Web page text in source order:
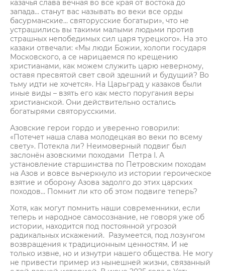
казачья слава вечная во все края от востока до
запада… станут вас называть во веки все орды
басурманские… святорусские богатыри», что не
устрашились вы такими малыми людьми против
страшных непобедимых сил царя турецкого». На это
казаки отвечали: «Мы люди Божии, холопи государя
Московского, а се нарицаемся по крещению
христианами, как можем служить царю неверному,
оставя пресвятой свет свой здешний и будущий? Во
тьму идти не хочется». На Царьград у казаков были
иные виды – взять его как место поругания веры
христианской. Они действительно остались
богатырями святорусскими.
Азовские герои гордо и уверенно говорили:
«Потечет наша слава молодецкая во веки по всему
свету». Потекла ли? Неимоверный подвиг был
заслонён азовскими походами Петра I. А
установление старшинства по Петровским походам
на Азов и вовсе вычеркнуло из истории героическое
взятие и оборону Азова задолго до этих царских
походов… Помнит ли кто об этом подвиге теперь?
Хотя, как могут помнить наши современники, если
теперь и народное самосознание, не говоря уже об
истории, находится под постоянной угрозой
радикальных искажений. Разумеется, под лозунгом
возвращения к традиционным ценностям. И не
только извне, но и изнутри нашего общества. Не могу
не привести пример из нынешней жизни, связанный